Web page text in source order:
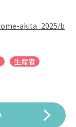
akita_2025/b
生産者